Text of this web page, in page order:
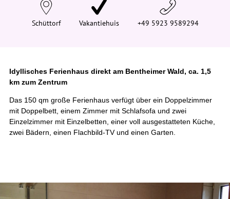
e
Schüttorf Vakantiehuis +49 5923 9589294
Idyllisches Ferienhaus direkt am Bentheimer Wald, ca. 1,5
km zum Zentrum
Das 150 qm große Ferienhaus verfügt über ein Doppelzimmer
mit Doppelbett, einem Zimmer mit Schlafsofa und zwei
Einzelzimmer mit Einzelbetten, einer voll ausgestatteten Küche,
zwei Bädern, einen Flachbild-TV und einen Garten.